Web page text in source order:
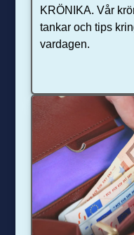
KRÖNIKA. Vår
tankar och tips
vardagen.